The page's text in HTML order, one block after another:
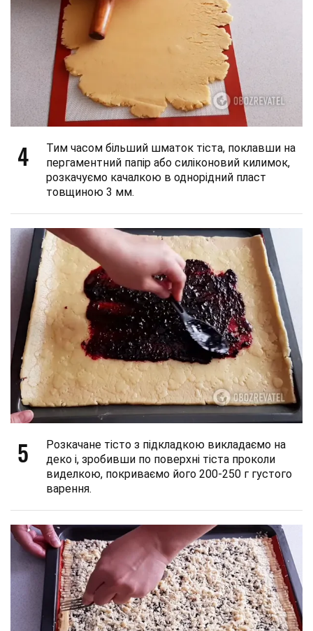
4
Тим часом більший шматок тіста, поклавши на
пергаментний папір або силіконовий килимок,
розкачуємо качалкою в однорідний пласт
товщиною 3 мм.
5
Розкачане тісто з підкладкою викладаємо на
деко і, зробивши по поверхні тіста проколи
виделкою, покриваємо його 200-250 г густого
варення.